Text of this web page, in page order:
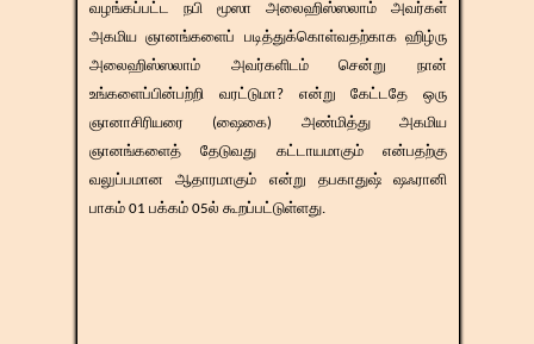
வழங்கப்பட்ட நபி மூஸா அலைஹிஸ்ஸலாம் அவர்கள்
அகமிய ஞானங்களைப் படித்துக்கொள்வதற்காக ஹிழ்ரு
அலைஹிஸ்ஸலாம் அவர்களிடம் சென்று நான்
உங்களைப்பின்பற்றி வரட்டுமா? என்று கேட்டதே ஒரு
ஞானாசிரியரை (ஷைகை) அண்மித்து அகமிய
ஞானங்களைத் தேடுவது கட்டாயமாகும் என்பதற்கு
வலுப்பமான ஆதாரமாகும் என்று தபகாதுஷ் ஷஃரானி
பாகம் 01 பக்கம் 05ல் கூறப்பட்டுள்ளது.